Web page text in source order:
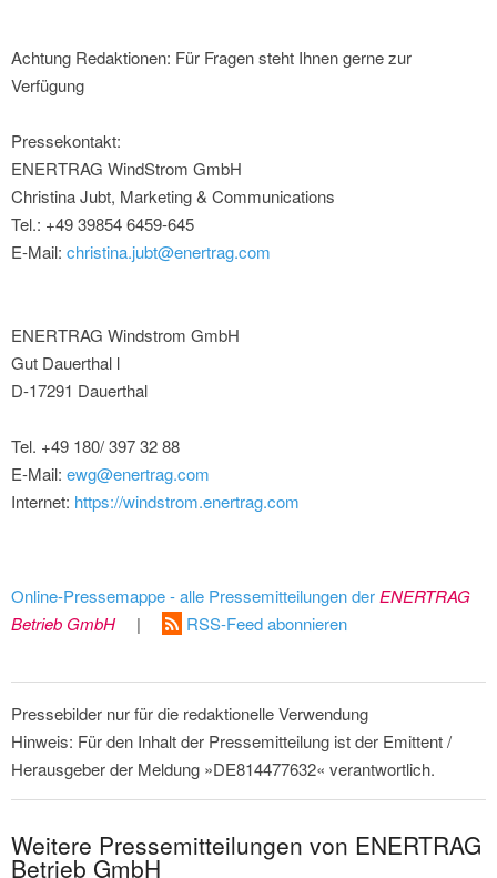
Achtung Redaktionen: Für Fragen steht Ihnen gerne zur
Verfügung
Pressekontakt:
ENERTRAG WindStrom GmbH
Christina Jubt, Marketing & Communications
Tel.: +49 39854 6459-645
E-Mail: christina.jubt@enertrag.com
ENERTRAG Windstrom GmbH
Gut Dauerthal l
D-17291 Dauerthal
Tel. +49 180/ 397 32 88
E-Mail: ewg@enertrag.com
Internet: https://windstrom.enertrag.com
Online-Pressemappe - alle Pressemitteilungen der ENERTRAG
Betrieb GmbH
| RSS-Feed abonnieren
Pressebilder nur für die redaktionelle Verwendung
Hinweis: Für den Inhalt der Pressemitteilung ist der Emittent /
Herausgeber der Meldung »DE814477632« verantwortlich.
Weitere Pressemitteilungen von ENERTRAG
Betrieb GmbH